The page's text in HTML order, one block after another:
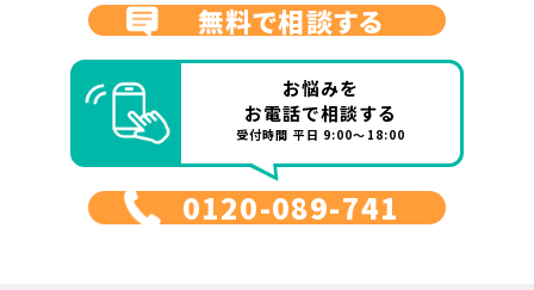
無料で相談する
お悩みを
お電話で相談する
受付時間 平日 9:00～18:00
0120-089-741